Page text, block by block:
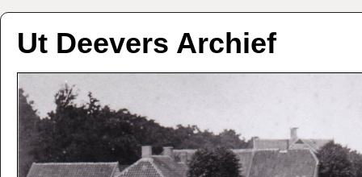
Ut Deevers Archief